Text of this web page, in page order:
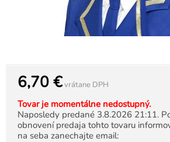
6,70 €vrátane DPH
Tovar je momentálne nedostupný.
Naposledy predané 3.8.2026 21:11.
obnovení predaja tohto tovaru
na seba zanechajte email: